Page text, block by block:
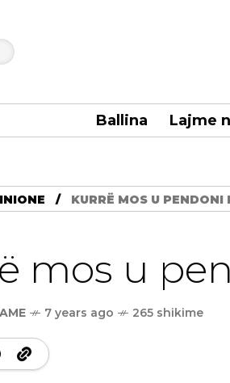
Ballina Lajme
KURRË MOS U PENDONI
mos u
7 years ago 265 shikime